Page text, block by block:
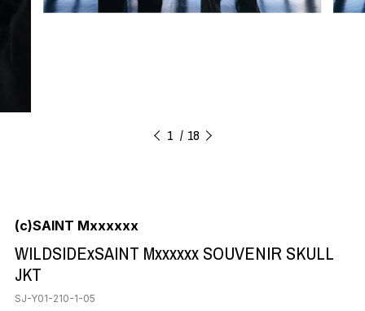
1 18
(c)SAINT Mxxxxxx
WILDSIDExSAINT Mxxxxxx SOUVENIR SKULL
JKT
SJ-Y01-210-1-05